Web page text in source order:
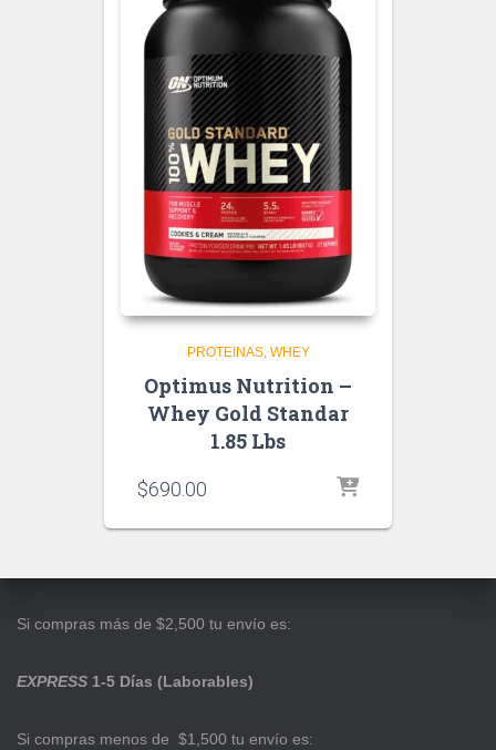
PROTEINAS WHEY
Optimus Nutrition –
Whey Gold Standar
1.85 Lbs
$690.00
Si compras más de $2,500 tu envío es:
EXPRESS 1-5 Días (Laborables)
Si compras menos de $1,500 tu envío es: